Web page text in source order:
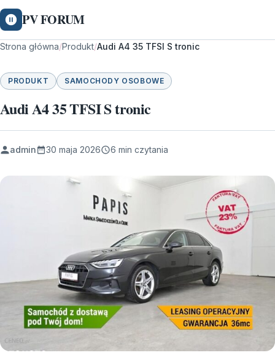
PV FORUM
Strona główna/Produkt/Audi A4 35 TFSI S tronic
PRODUKT SAMOCHODY OSOBOWE
Audi A4 35 TFSI S tronic
admin 30 maja 2026 6 min czytania